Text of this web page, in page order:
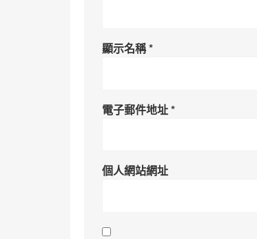
顯示名稱*
電子郵件地址*
個人網站網址